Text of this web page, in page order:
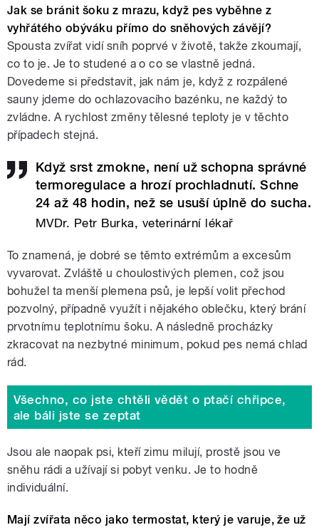
Jak se bránit šoku z mrazu, když pes vyběhne z
vyhřátého obýváku přímo do sněhových závějí?
Spousta zvířat vidí sníh poprvé v životě, takže zkoumají,
co to je. Je to studené a o co se vlastně jedná.
Dovedeme si představit, jak nám je, když z rozpálené
sauny jdeme do ochlazovacího bazénku, ne každý to
zvládne. A rychlost změny tělesné teploty je v těchto
případech stejná.
Když srst zmokne, není už schopna správné
termoregulace a hrozí prochladnutí. Schne
24 až 48 hodin, než se usuší úplně do sucha.
MVDr. Petr Burka, veterinární lékař
To znamená, je dobré se těmto extrémům a excesům
vyvarovat. Zvláště u choulostivých plemen, což jsou
bohužel ta menší plemena psů, je lepší volit přechod
pozvolný, případně využít i nějakého oblečku, který brání
prvotnímu teplotnímu šoku. A následně procházky
zkracovat na nezbytné minimum, pokud pes nemá chlad
rád.
Všechno, co jste chtěli vědět o ptačí chřipce,
ale báli jste se zeptat
Jsou ale naopak psi, kteří zimu milují, prostě jsou ve
sněhu rádi a užívají si pobyt venku. Je to hodně
individuální.
Mají zvířata něco jako termostat, který je varuje, že už